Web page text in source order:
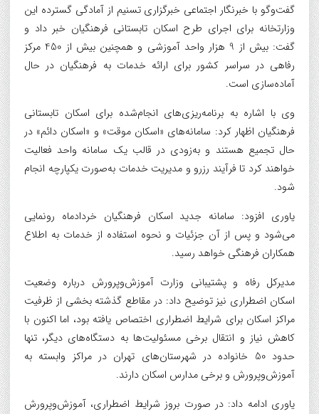
گفت‌وگو با خبرنگار اجتماعی خبرگزاری تسنیم از آمادگی گسترده این
وزارتخانه برای اجرای طرح اسکان تابستانی فرهنگیان خبر داد و
گفت: بیش از 9 هزار واحد آموزشی و همچنین بیش از 450 مرکز
رفاهی در سراسر کشور برای ارائه خدمات به فرهنگیان در حال
آماده‌سازی است.
وی با اشاره به برنامه‌ریزی‌های انجام‌شده برای اسکان تابستانی
فرهنگیان اظهار کرد: سامانه‌های «اسکان موقت» و «اسکان دائم» در
حال تجمیع هستند و به‌زودی در قالب یک سامانه واحد فعالیت
خواهند کرد تا فرآیند رزرو و مدیریت خدمات به‌صورت یکپارچه انجام
شود.
یاوری افزود: سامانه جدید اسکان فرهنگیان خردادماه رونمایی
می‌شود و پس از آن جزئیات و نحوه استفاده از خدمات به اطلاع
همکاران فرهنگی خواهد رسید.
مدیرکل رفاه و پشتیبانی وزارت آموزش‌وپرورش درباره وضعیت
اسکان اضطراری نیز توضیح داد: در مقاطع گذشته بخشی از ظرفیت
مراکز اسکان برای شرایط اضطراری اختصاص یافته بود، اما اکنون با
کاهش نیاز و انتقال برخی مسئولیت‌ها به دستگاه‌های دیگر، تنها
حدود 50 خانواده در شهرستان‌های تهران در مراکز وابسته به
آموزش‌وپرورش و برخی مدارس اسکان دارند.
یاوری ادامه داد: در صورت بروز شرایط اضطراری، آموزش‌وپرورش